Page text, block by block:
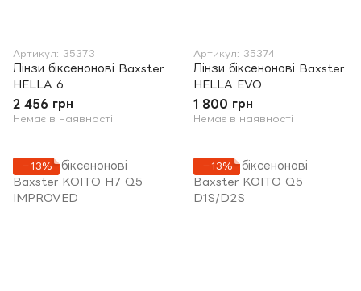
Артикул: 35373
Лінзи біксенонові Baxster
HELLA 6
2 456 грн
Немає в наявності
Артикул: 35374
Лінзи біксенонові Baxster
HELLA EVO
1 800 грн
Немає в наявності
−13% −13%